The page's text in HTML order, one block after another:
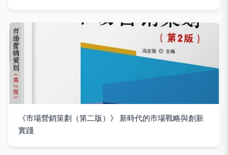
《市場營銷策劃（第二版）》 新時代的市場戰略與創新
實踐